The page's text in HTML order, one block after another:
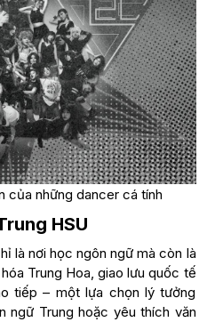
của những dancer cá tính
HSU
là nơi học ngôn ngữ mà còn là
Trung Hoa, giao lưu quốc tế
tiếp – một lựa chọn lý tưởng
ngữ Trung hoặc yêu thích văn